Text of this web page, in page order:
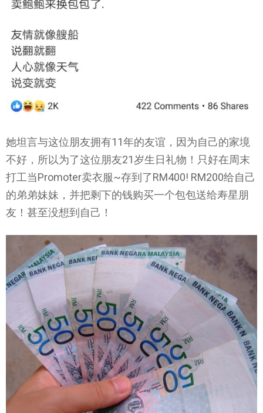
她坦言与这位朋友拥有11年的友谊，因为自己的家境
不好，所以为了这位朋友21岁生日礼物！只好在周末
打工当Promoter卖衣服~存到了RM400! RM200给自己
的弟弟妹妹，并把剩下的钱购买一个包包送给寿星朋
友！甚至没想到自己！